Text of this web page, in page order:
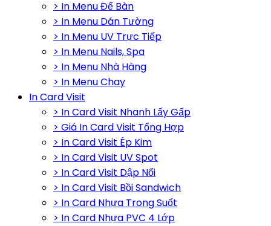
> In Menu Để Bàn
> In Menu Dán Tường
> In Menu UV Trực Tiếp
> In Menu Nails, Spa
> In Menu Nhà Hàng
> In Menu Chay
In Card Visit
> In Card Visit Nhanh Lấy Gấp
> Giá In Card Visit Tổng Hợp
> In Card Visit Ép Kim
> In Card Visit UV Spot
> In Card Visit Dập Nổi
> In Card Visit Bồi Sandwich
> In Card Nhựa Trong Suốt
> In Card Nhựa PVC 4 Lớp